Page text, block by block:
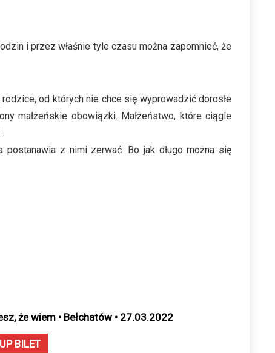
i przez właśnie tyle czasu można zapomnieć, że
od których nie chce się wyprowadzić dorosłe
małżeńskie obowiązki. Małżeństwo, które ciągle
z nimi zerwać. Bo jak długo można się
że wiem • Bełchatów • 27.03.2022
BILET